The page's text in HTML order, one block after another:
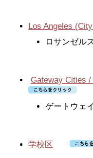
購入後の住居費算
エスクローって何？
物件検索
Los Angeles
ロサンゼル
Gateway Cities
ゲートウェ
学校区